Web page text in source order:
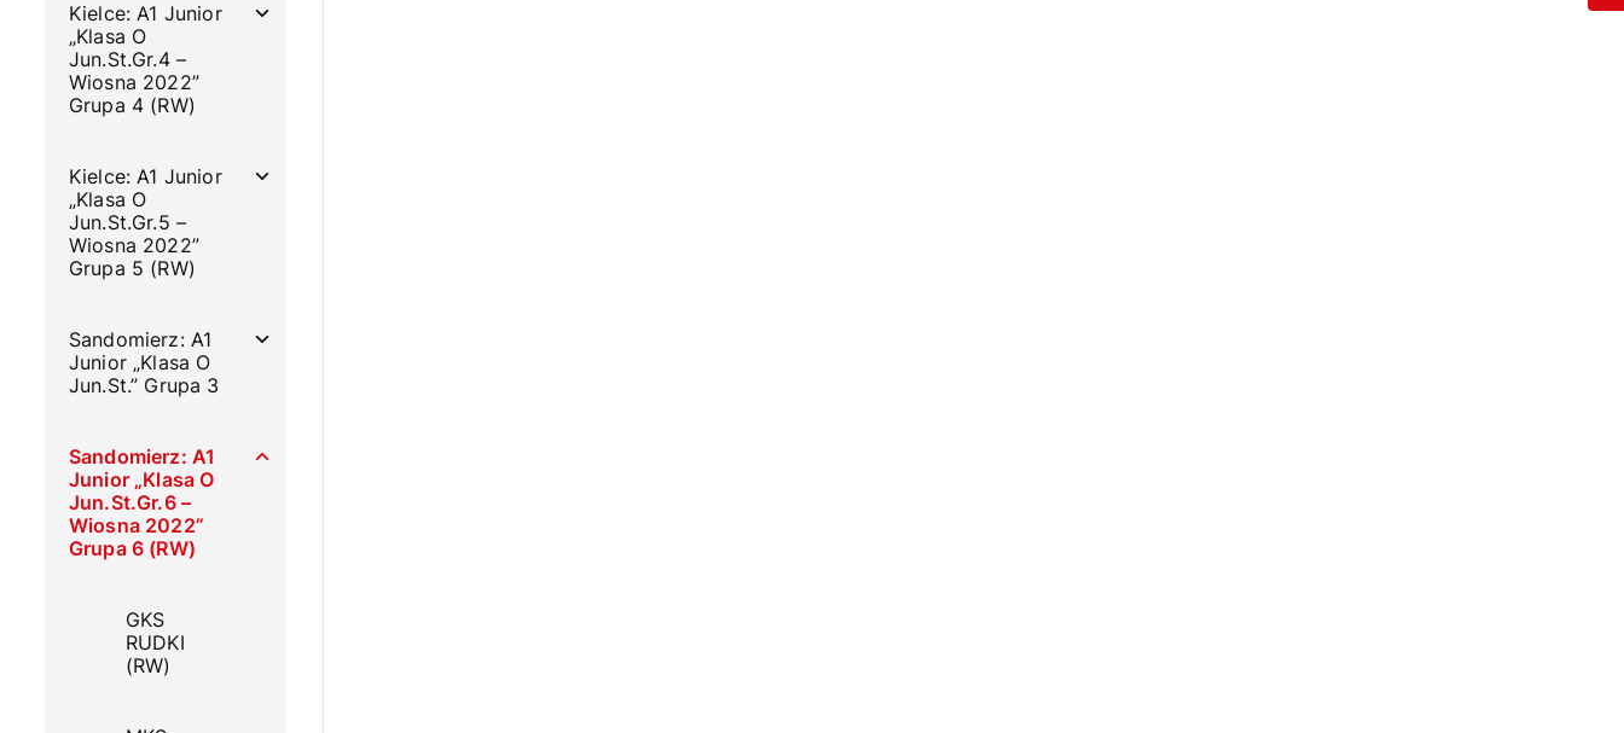
Kielce: A1 Junior
„Klasa O
Jun.St.Gr.4 –
Wiosna 2022”
Grupa 4 (RW)
Kielce: A1 Junior
„Klasa O
Jun.St.Gr.5 –
Wiosna 2022”
Grupa 5 (RW)
Sandomierz: A1
Junior „Klasa O
Jun.St.” Grupa 3
Sandomierz: A1
Junior „Klasa O
Jun.St.Gr.6 –
Wiosna 2022”
Grupa 6 (RW)
GKS
RUDKI
(RW)